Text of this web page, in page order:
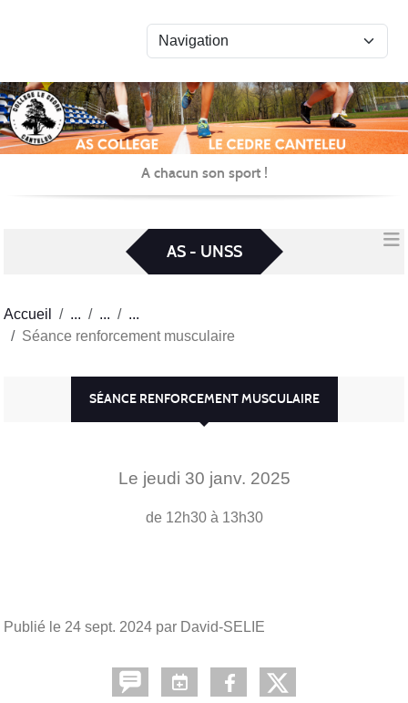
A chacun son sport !
AS - UNSS
Accueil
Séance renforcement musculaire
SÉANCE RENFORCEMENT MUSCULAIRE
Le jeudi 30 janv. 2025
de 12h30 à 13h30
Publié le 24 sept. 2024 par David-SELIE